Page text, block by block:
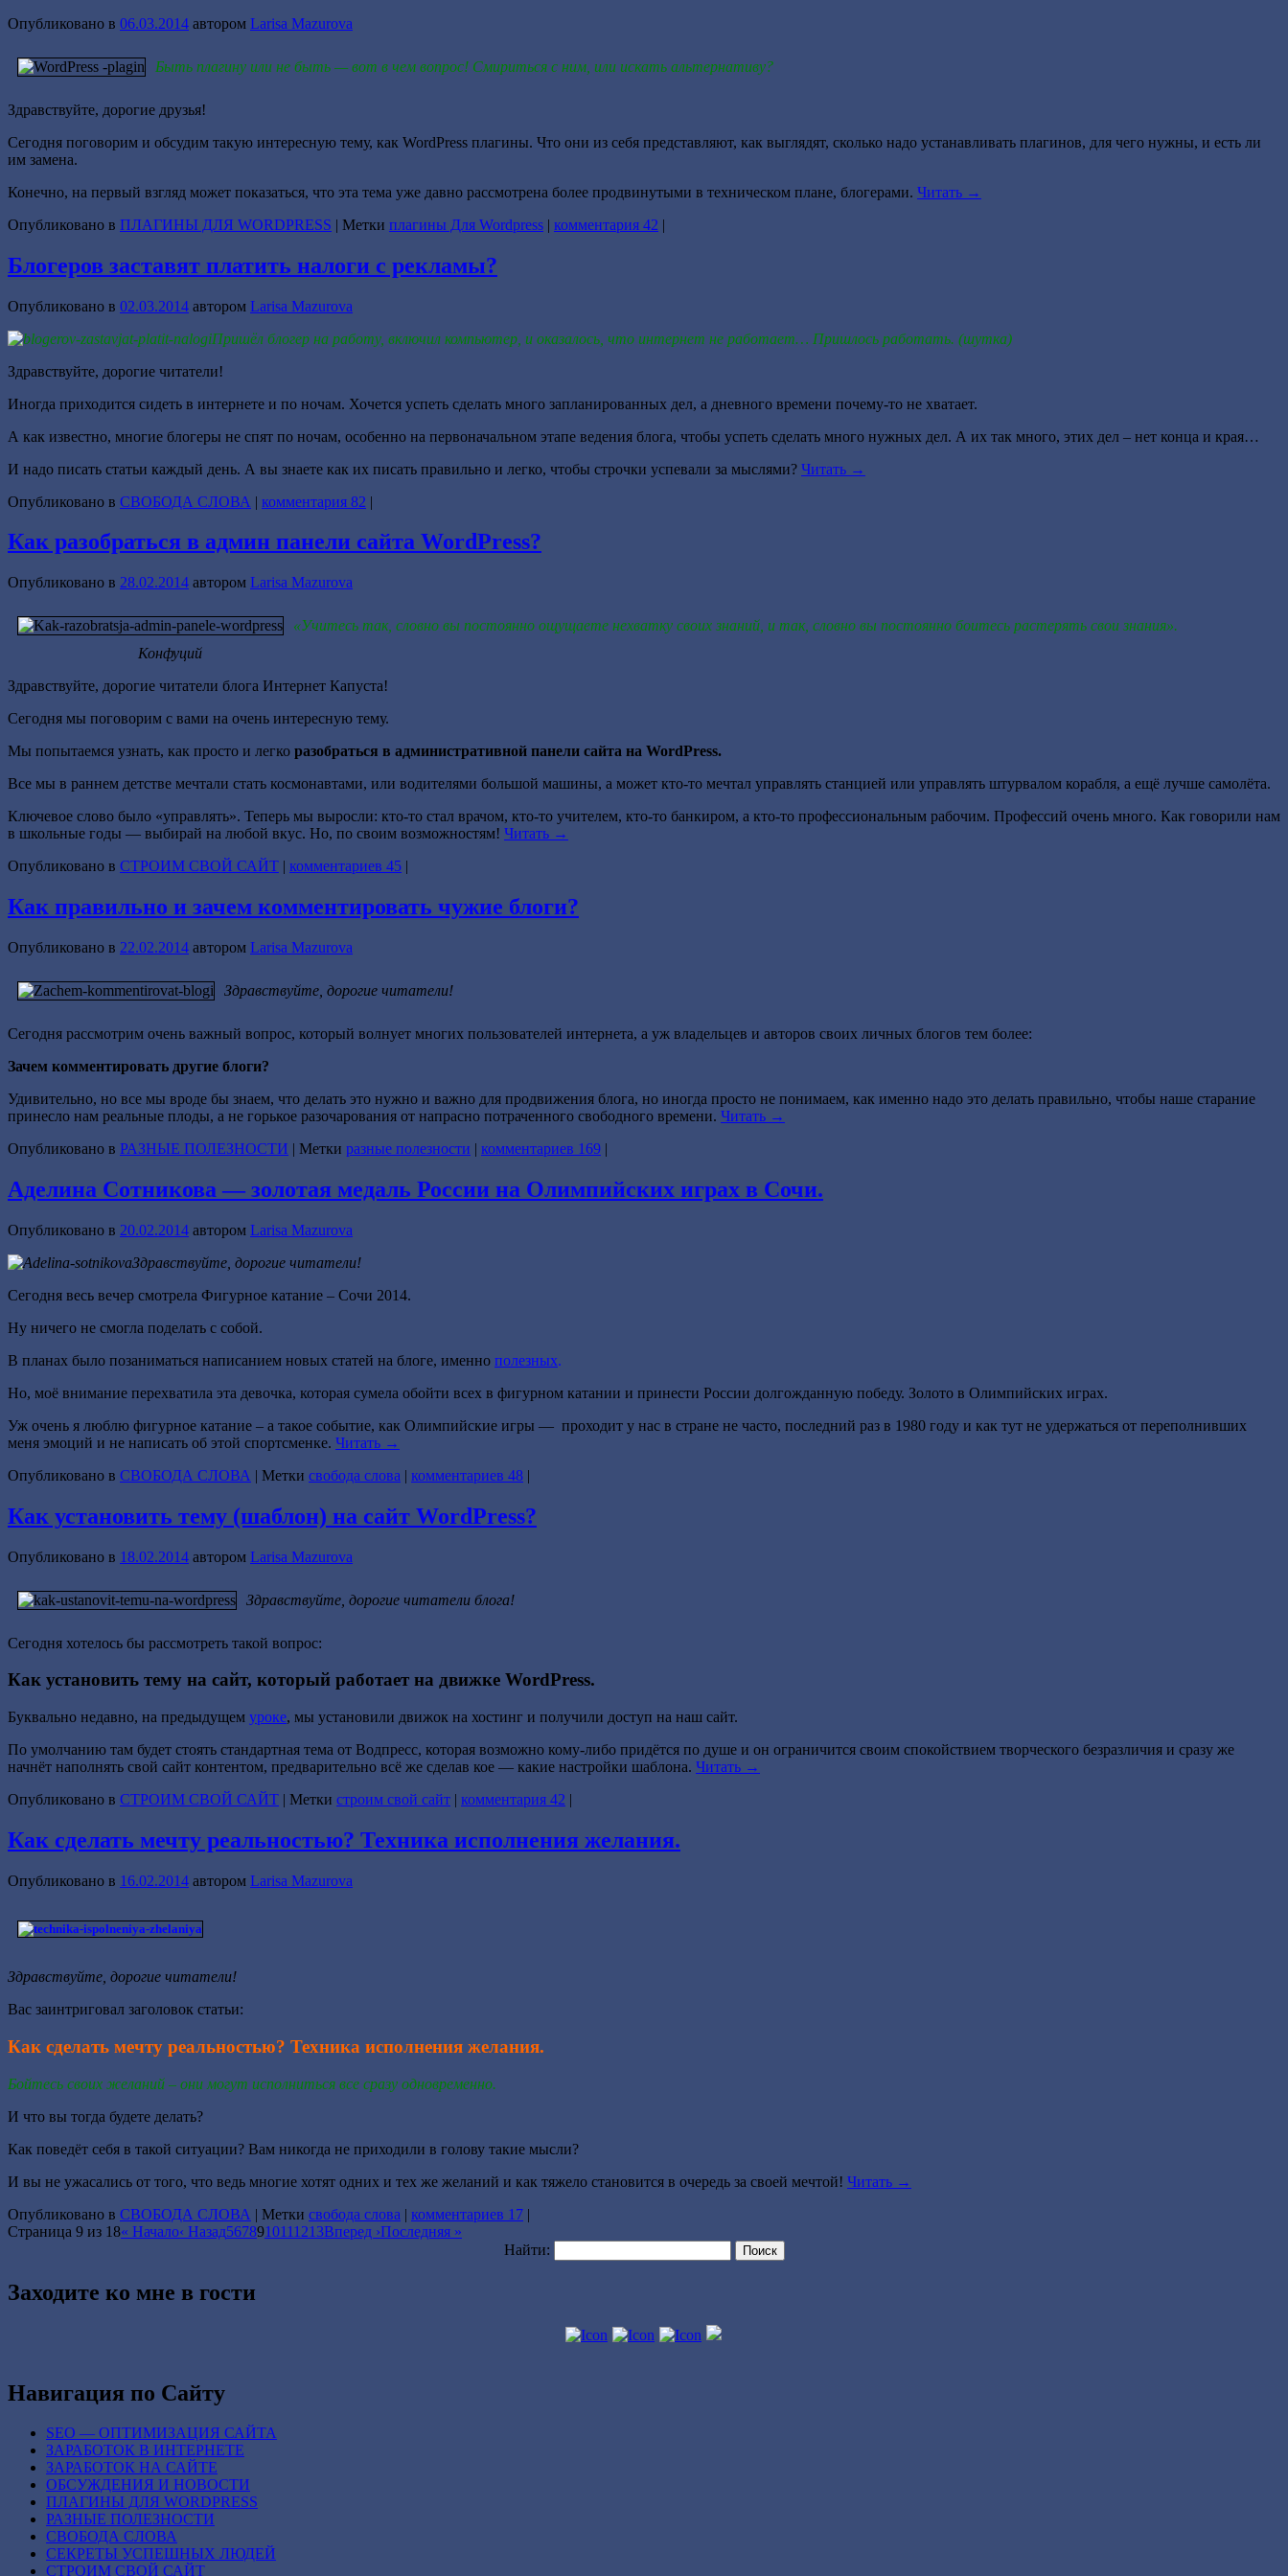
Опубликовано в 06.03.2014 автором Larisa Mazurova
Быть плагину или не быть — вот в чем вопрос! Смириться с ним, или искать альтернативу?
Здравствуйте, дорогие друзья!
Сегодня поговорим и обсудим такую интересную тему, как WordPress плагины. Что они из себя представляют, как выглядят, сколько надо устанавливать плагинов, для чего нужны, и есть ли
им замена.
Конечно, на первый взгляд может показаться, что эта тема уже давно рассмотрена более продвинутыми в техническом плане, блогерами. Читать →
Опубликовано в ПЛАГИНЫ ДЛЯ WORDPRESS | Метки плагины Для Wordpress | комментария 42 |
Блогеров заставят платить налоги с рекламы?
Опубликовано в 02.03.2014 автором Larisa Mazurova
Пришёл блогер на работу, включил компьютер, и оказалось, что интернет не работает… Пришлось работать. (шутка)
Здравствуйте, дорогие читатели!
Иногда приходится сидеть в интернете и по ночам. Хочется успеть сделать много запланированных дел, а дневного времени почему-то не хватает.
А как известно, многие блогеры не спят по ночам, особенно на первоначальном этапе ведения блога, чтобы успеть сделать много нужных дел. А их так много, этих дел – нет конца и края…
И надо писать статьи каждый день. А вы знаете как их писать правильно и легко, чтобы строчки успевали за мыслями? Читать →
Опубликовано в СВОБОДА СЛОВА | комментария 82 |
Как разобраться в админ панели сайта WordPress?
Опубликовано в 28.02.2014 автором Larisa Mazurova
«Учитесь так, словно вы постоянно ощущаете нехватку своих знаний, и так, словно вы постоянно боитесь растерять свои знания».
Конфуций
Здравствуйте, дорогие читатели блога Интернет Капуста!
Сегодня мы поговорим с вами на очень интересную тему.
Мы попытаемся узнать, как просто и легко разобраться в административной панели сайта на WordPress.
Все мы в раннем детстве мечтали стать космонавтами, или водителями большой машины, а может кто-то мечтал управлять станцией или управлять штурвалом корабля, а ещё лучше самолёта.
Ключевое слово было «управлять». Теперь мы выросли: кто-то стал врачом, кто-то учителем, кто-то банкиром, а кто-то профессиональным рабочим. Профессий очень много. Как говорили нам
в школьные годы — выбирай на любой вкус. Но, по своим возможностям! Читать →
Опубликовано в СТРОИМ СВОЙ САЙТ | комментариев 45 |
Как правильно и зачем комментировать чужие блоги?
Опубликовано в 22.02.2014 автором Larisa Mazurova
Здравствуйте, дорогие читатели!
Сегодня рассмотрим очень важный вопрос, который волнует многих пользователей интернета, а уж владельцев и авторов своих личных блогов тем более:
Зачем комментировать другие блоги?
Удивительно, но все мы вроде бы знаем, что делать это нужно и важно для продвижения блога, но иногда просто не понимаем, как именно надо это делать правильно, чтобы наше старание
принесло нам реальные плоды, а не горькое разочарования от напрасно потраченного свободного времени. Читать →
Опубликовано в РАЗНЫЕ ПОЛЕЗНОСТИ | Метки разные полезности | комментариев 169 |
Аделина Сотникова — золотая медаль России на Олимпийских играх в Сочи.
Опубликовано в 20.02.2014 автором Larisa Mazurova
Здравствуйте, дорогие читатели!
Сегодня весь вечер смотрела Фигурное катание – Сочи 2014.
Ну ничего не смогла поделать с собой.
В планах было позаниматься написанием новых статей на блоге, именно полезных.
Но, моё внимание перехватила эта девочка, которая сумела обойти всех в фигурном катании и принести России долгожданную победу. Золото в Олимпийских играх.
Уж очень я люблю фигурное катание – а такое событие, как Олимпийские игры — проходит у нас в стране не часто, последний раз в 1980 году и как тут не удержаться от переполнивших
меня эмоций и не написать об этой спортсменке. Читать →
Опубликовано в СВОБОДА СЛОВА | Метки свобода слова | комментариев 48 |
Как установить тему (шаблон) на сайт WordPress?
Опубликовано в 18.02.2014 автором Larisa Mazurova
Здравствуйте, дорогие читатели блога!
Сегодня хотелось бы рассмотреть такой вопрос:
Как установить тему на сайт, который работает на движке WordPress.
Буквально недавно, на предыдущем уроке, мы установили движок на хостинг и получили доступ на наш сайт.
По умолчанию там будет стоять стандартная тема от Водпресс, которая возможно кому-либо придётся по душе и он ограничится своим спокойствием творческого безразличия и сразу же
начнёт наполнять свой сайт контентом, предварительно всё же сделав кое — какие настройки шаблона. Читать →
Опубликовано в СТРОИМ СВОЙ САЙТ | Метки строим свой сайт | комментария 42 |
Как сделать мечту реальностью? Техника исполнения желания.
Опубликовано в 16.02.2014 автором Larisa Mazurova
Здравствуйте, дорогие читатели!
Вас заинтриговал заголовок статьи:
Как сделать мечту реальностью? Техника исполнения желания.
Бойтесь своих желаний – они могут исполниться все сразу одновременно.
И что вы тогда будете делать?
Как поведёт себя в такой ситуации? Вам никогда не приходили в голову такие мысли?
И вы не ужасались от того, что ведь многие хотят одних и тех же желаний и как тяжело становится в очередь за своей мечтой! Читать →
Опубликовано в СВОБОДА СЛОВА | Метки свобода слова | комментариев 17 |
Страница 9 из 18« Начало‹ Назад5678910111213Вперед ›Последняя »
Найти:
Заходите ко мне в гости
Навигация по Сайту
SEO — ОПТИМИЗАЦИЯ САЙТА
ЗАРАБОТОК В ИНТЕРНЕТЕ
ЗАРАБОТОК НА САЙТЕ
ОБСУЖДЕНИЯ И НОВОСТИ
ПЛАГИНЫ ДЛЯ WORDPRESS
РАЗНЫЕ ПОЛЕЗНОСТИ
СВОБОДА СЛОВА
СЕКРЕТЫ УСПЕШНЫХ ЛЮДЕЙ
СТРОИМ СВОЙ САЙТ